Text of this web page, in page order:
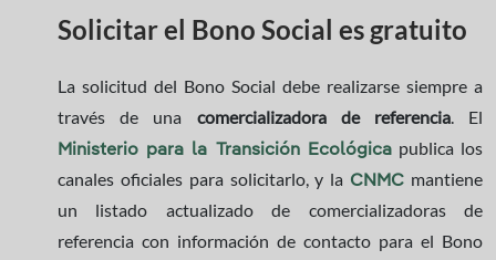
Solicitar el Bono Social es gratuito
La solicitud del Bono Social debe realizarse siempre a
través de una comercializadora de referencia. El
Ministerio para la Transición Ecológicapublica los
canales oficiales para solicitarlo, y la CNMC mantiene
un listado actualizado de comercializadoras de
referencia con información de contacto para el Bono